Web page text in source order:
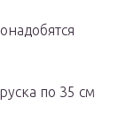
по 35 см